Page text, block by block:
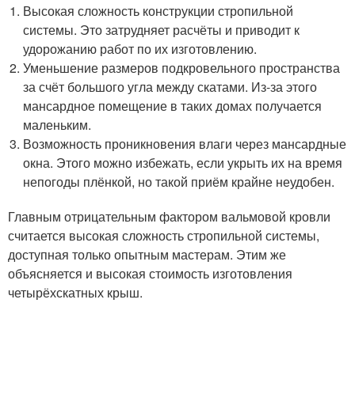
Высокая сложность конструкции стропильной
системы. Это затрудняет расчёты и приводит к
удорожанию работ по их изготовлению.
Уменьшение размеров подкровельного пространства
за счёт большого угла между скатами. Из-за этого
мансардное помещение в таких домах получается
маленьким.
Возможность проникновения влаги через мансардные
окна. Этого можно избежать, если укрыть их на время
непогоды плёнкой, но такой приём крайне неудобен.
Главным отрицательным фактором вальмовой кровли
считается высокая сложность стропильной системы,
доступная только опытным мастерам. Этим же
объясняется и высокая стоимость изготовления
четырёхскатных крыш.